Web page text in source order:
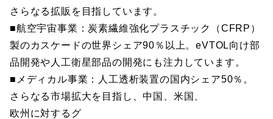
さらなる拡販を目指しています。
■航空宇宙事業：炭素繊維強化プラスチック（CFRP）
製のカスケードの世界シェア90％以上。eVTOL向け部
品開発や人工衛星部品の開発にも注力しています。
■メディカル事業：人工透析装置の国内シェア50％。
さらなる市場拡大を目指し、中国、米国、
欧州に対するグ